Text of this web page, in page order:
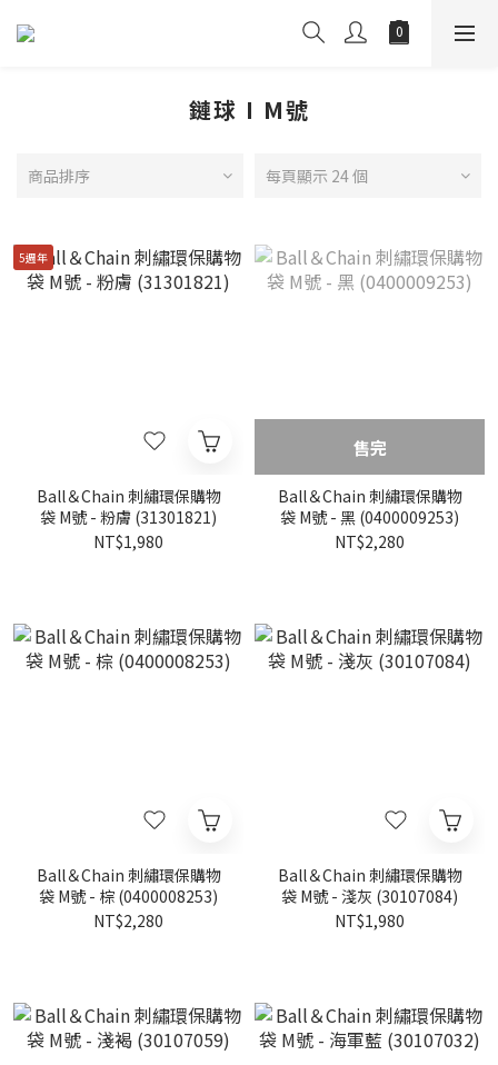
鏈球 I M號
商品排序 每頁顯示 24 個
5週年
Ball＆Chain 刺繡環保購物
袋 M號 - 粉膚 (31301821)
NT$1,980
售完
Ball＆Chain 刺繡環保購物
袋 M號 - 黑 (0400009253)
NT$2,280
Ball＆Chain 刺繡環保購物
袋 M號 - 棕 (0400008253)
NT$2,280
Ball＆Chain 刺繡環保購物
袋 M號 - 淺灰 (30107084)
NT$1,980